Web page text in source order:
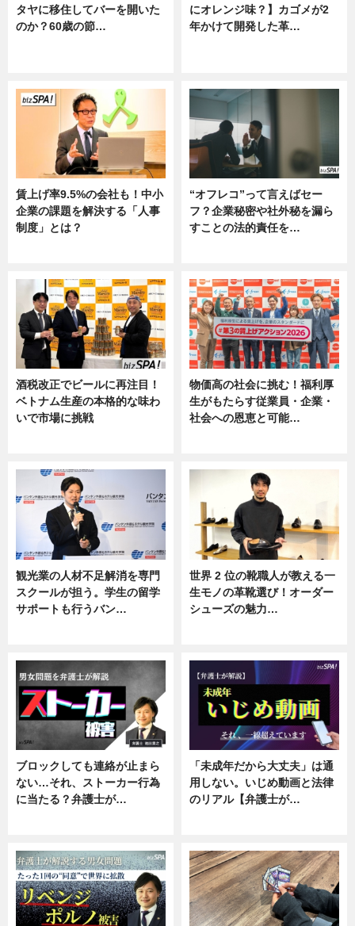
タヤに移住してバーを開いた
のか？60歳の節…
にオレンジ味？】カゴメが2
年かけて開発した革…
賃上げ率9.5%の会社も！中小
企業の課題を解決する「人事
制度」とは？
“オフレコ”って言えばセー
フ？企業秘密や社外秘を漏ら
すことの法的責任を…
酒税改正でビールに再注目！
ベトナム生産の本格的な味わ
いで市場に挑戦
物価高の社会に挑む！福利厚
生がもたらす従業員・企業・
社会への恩恵と可能…
観光業の人材不足解消を専門
スクールが担う。学生の留学
サポートも行うバン…
世界 2 位の靴職人が教える一
生モノの革靴選び！オーダー
シューズの魅力…
ブロックしても連絡が止まら
ない…それ、ストーカー行為
に当たる？弁護士が…
「未成年だから大丈夫」は通
用しない。いじめ動画と法律
のリアル【弁護士が…